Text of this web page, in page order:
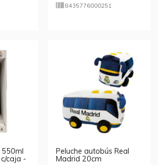
8435776000251
550ml
caja -
Peluche autobús Real
Madrid 20cm